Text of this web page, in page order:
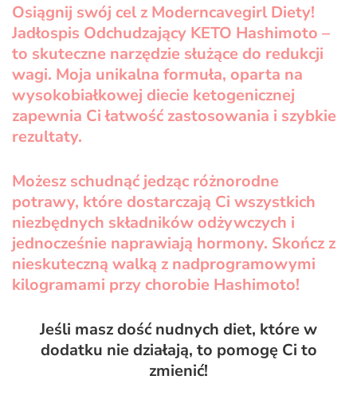
Osiągnij swój cel z Moderncavegirl Diety!
Jadłospis Odchudzający KETO Hashimoto –
to skuteczne narzędzie służące do redukcji
wagi. Moja unikalna formuła, oparta na
wysokobiałkowej diecie ketogenicznej
zapewnia Ci łatwość zastosowania i szybkie
rezultaty.
Możesz schudnąć jedząc różnorodne
potrawy, które dostarczają Ci wszystkich
niezbędnych składników odżywczych i
jednocześnie naprawiają hormony. Skończ z
nieskuteczną walką z nadprogramowymi
kilogramami przy chorobie Hashimoto!
Jeśli masz dość nudnych diet, które w
dodatku nie działają, to pomogę Ci to
zmienić!